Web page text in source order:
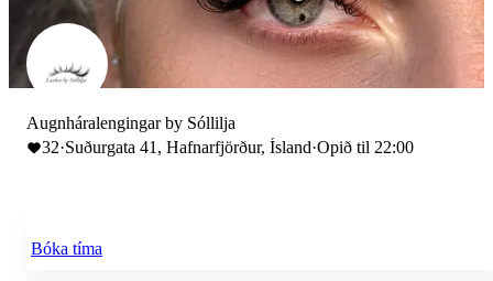
Augnháralengingar by Sóllilja
32·Suðurgata 41, Hafnarfjörður, Ísland·Opið til 22:00
Bóka tíma